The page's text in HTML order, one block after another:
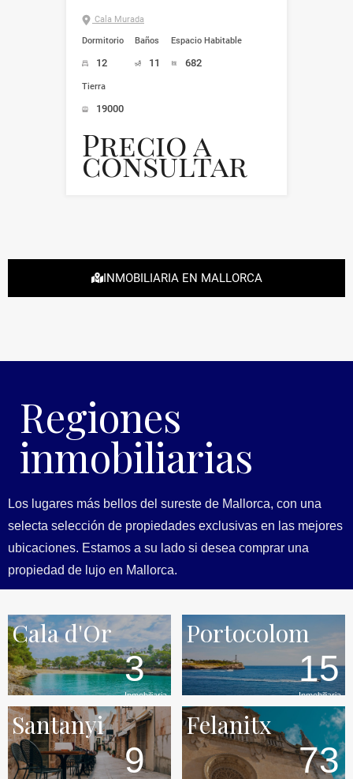
Cala Murada
Dormitorio
12
Baños
11
Espacio Habitable
682
Tierra
19000
Precio a
consultar
INMOBILIARIA EN MALLORCA
Regiones
inmobiliarias
Los lugares más bellos del sureste de Mallorca, con una
selecta selección de propiedades exclusivas en las mejores
ubicaciones. Estamos a su lado si desea comprar una
propiedad de lujo en Mallorca.
Cala d'Or
3
Inmobiliaria
Portocolom
15
Inmobiliaria
Santanyi
9
Felanitx
73